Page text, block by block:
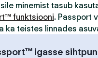
minemist tasub
funktsiooni. Passport
ka teistes linnades
igasse